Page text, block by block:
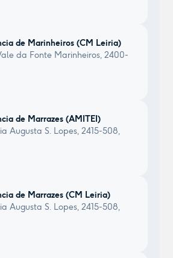
de Marinheiros (CM Leiria)
da Fonte Marinheiros, 2400-
de Marrazes (AMITEI)
Augusta S. Lopes, 2415-508,
de Marrazes (CM Leiria)
Augusta S. Lopes, 2415-508,